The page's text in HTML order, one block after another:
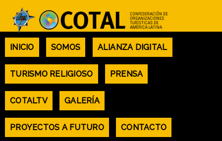
INICIO SOMOS ALIANZA DIGITAL
TURISMO RELIGIOSO PRENSA
COTALTV GALERÍA
PROYECTOS A FUTURO CONTACTO